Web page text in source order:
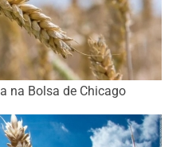
na Bolsa de Chicago